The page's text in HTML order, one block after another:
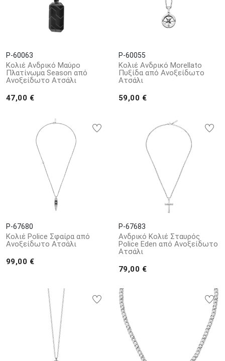
P-60063
Κολιέ Ανδρικό Μαύρο
Πλατίνωμα Season από
Ανοξείδωτο Ατσάλι
47,00 €
P-60055
Κολιέ Ανδρικό Morellato
Πυξίδα από Ανοξείδωτο
Ατσάλι
59,00 €
P-67680
Κολιέ Police Σφαίρα από
Ανοξείδωτο Ατσάλι
99,00 €
P-67683
Ανδρικό Κολιέ Σταυρός
Police Eden από Ανοξείδωτο
Ατσάλι
79,00 €